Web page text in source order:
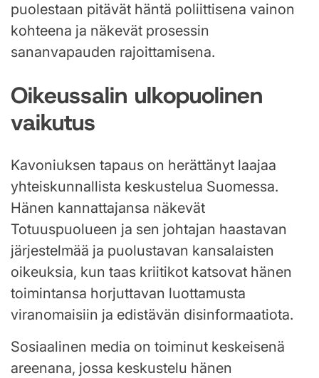
puolestaan pitävät häntä poliittisena vainon
kohteena ja näkevät prosessin
sananvapauden rajoittamisena.
Oikeussalin ulkopuolinen
vaikutus
Kavoniuksen tapaus on herättänyt laajaa
yhteiskunnallista keskustelua Suomessa.
Hänen kannattajansa näkevät
Totuuspuolueen ja sen johtajan haastavan
järjestelmää ja puolustavan kansalaisten
oikeuksia, kun taas kriitikot katsovat hänen
toimintansa horjuttavan luottamusta
viranomaisiin ja edistävän disinformaatiota.
Sosiaalinen media on toiminut keskeisenä
areenana, jossa keskustelu hänen